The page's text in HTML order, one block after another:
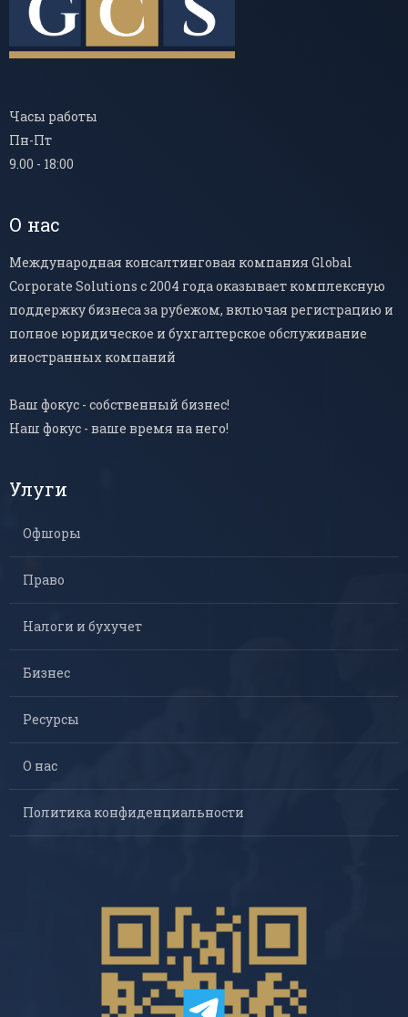
Часы работы
Пн-Пт
9.00 - 18:00
О нас
Международная консалтинговая компания Global
Corporate Solutions с 2004 года оказывает комплексную
поддержку бизнеса за рубежом, включая регистрацию и
полное юридическое и бухгалтерское обслуживание
иностранных компаний
Ваш фокус - собственный бизнес!
Наш фокус - ваше время на него!
Улуги
Офшоры
Право
Налоги и бухучет
Бизнес
Ресурсы
О нас
Политика конфиденциальности